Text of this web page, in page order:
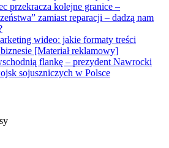
przekracza kolejne granice –
zamiast reparacji – dadzą nam
wideo: jakie formaty treści
[Materiał reklamowy]
flankę – prezydent Nawrocki
sojuszniczych w Polsce